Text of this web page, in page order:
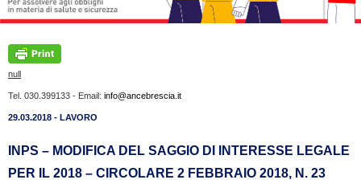
null
Tel. 030.399133 - Email: info@ancebrescia.it
29.03.2018 - LAVORO
INPS – MODIFICA DEL SAGGIO DI INTERESSE LEGALE
PER IL 2018 – CIRCOLARE 2 FEBBRAIO 2018, N. 23